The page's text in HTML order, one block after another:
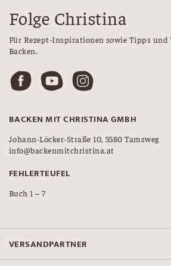
Folge Christina
Für Rezept-Inspirationen sowie Tipps und
Backen.
BACKEN MIT CHRISTINA GMBH
Johann-Löcker-Straße 10, 5580 Tamsweg
info@backenmitchristina.at
FEHLERTEUFEL
Buch 1 – 7
VERSANDPARTNER